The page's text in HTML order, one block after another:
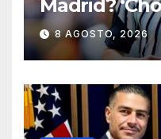
Madrid?
responde
el futuro de
8 AGOSTO, 2026